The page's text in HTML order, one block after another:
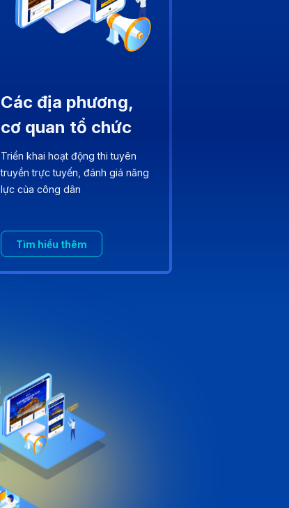
Các địa phương,
cơ quan tổ chức
Triển khai hoạt động thi tuyên
truyền trực tuyến, đánh giá năng
lực của công dân
Tìm hiểu thêm